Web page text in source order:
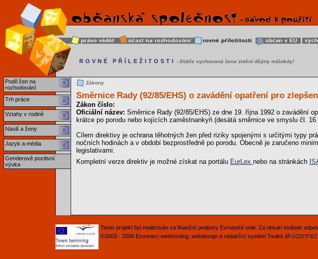
Podíl žen na
rozhodování
Trh práce
Vztahy v rodině
Násilí a ženy
Jazyk a média
Genderově pozitivní
výuka
ROVNÉ PŘÍLEŽITOSTI
- Dobře vychovaná žena změní dějiny málokdy!
Zákony
Směrnice Rady (92/85/EHS) o zavádění opatření pro
Zákon číslo:
Oficiální název: Směrnice Rady (92/85/EHS) ze dne 19. října 1992 o zavádění
krátce po porodu nebo kojících zaměstnankyň (desátá směrnice ve smyslu čl.
Cílem direktivy je ochrana těhotných žen před riziky spojenými s určitými typy
nočních hodinách a v období bezprostředně po porodu. Obecně je zaručeno
legislativami.
Kompletní verze direktiv je možné získat na portálu EurLex nebo na stránkách
Tento projekt byl realizován za finanční podpory Evropské unie. Za obsah stránek
©2003 - 2006 Econnect webhosting webdesign a redakční systém Toolkit